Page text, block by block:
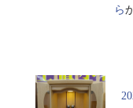
ら